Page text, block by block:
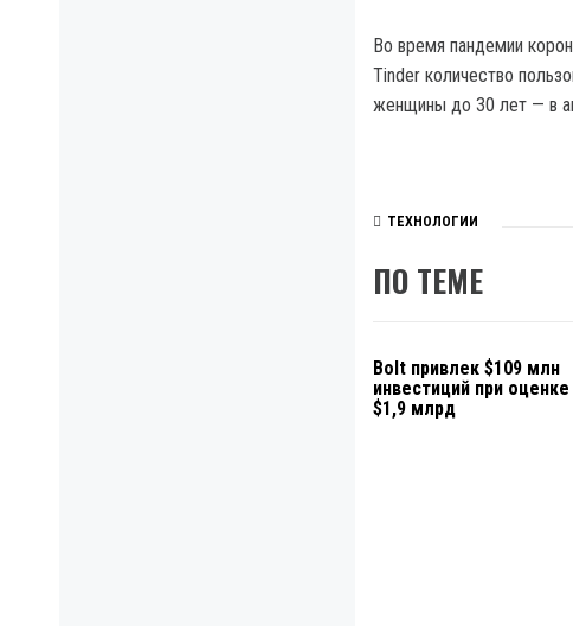
Во время пандемии
Tinder количество
женщины до 30 лет — в
ТЕХНОЛОГИИ
ПО ТЕМЕ
Bolt привлек $109 млн
инвестиций при оценке
$1,9 млрд